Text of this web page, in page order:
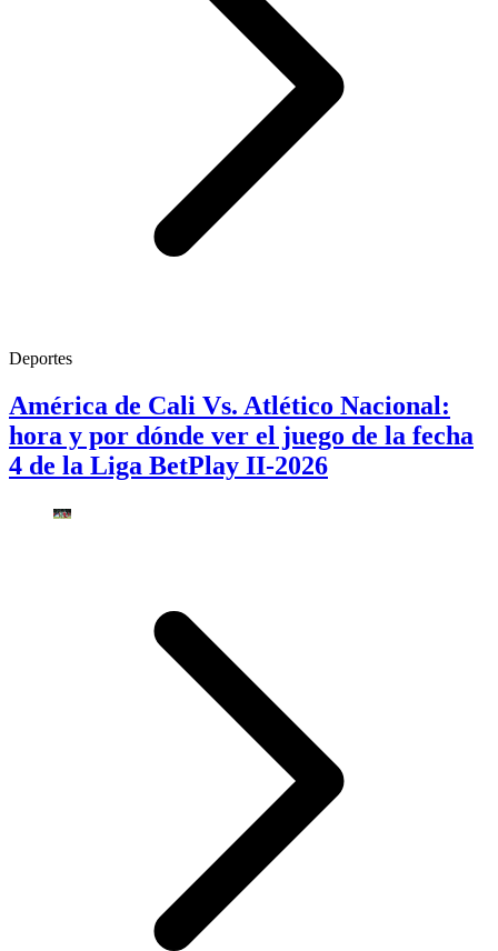
Deportes
América de Cali Vs. Atlético Nacional:
hora y por dónde ver el juego de la fecha
4 de la Liga BetPlay II-2026